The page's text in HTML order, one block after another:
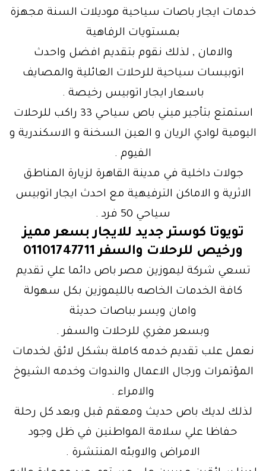
خدمات ايجار باصات سياحية موديلات السنة مجهزة
بمستويات الرفاهية
والامان , لذلك نقوم بتقديم افضل واحدث
اتوبيسات سياحية للرحلات العائلية والمصايف
باسعار ايجار اتوبيس رخيصة .
استمتع بتأجير ميني باص سياحي 33 راكب للرحلات
اليومية لوادي الريان و العين السخنة و الاسكندرية و
الفيوم .
جولات داخلية في مدينة القاهرة لزيارة المناطق
الاثرية و الاماكن الترفيهية مع احدث ايجار اتوبيس
سياحي 50 فرد .
تويوتا كوستر جديد للايجار بسعر مميز
ورخيص للرحلات والسفر 01101747711
تسعي شركة ليموزين مصر باص دائما علي تقديم
كافة الخدمات الخاصه بالليموزين بكل سهولة
وامان ويسر بباصات حديثة
وبسعر مغري للرحلات والسفر .
نعمل علب تقديم خدمه كاملة بشكل لائق لخدمات
المؤتمرات ورجال الاعمال والندوات وخدمه الشيوخ
والامراء .
لذلك لديك باص حديث ومعقم قبل وبعد كل رحلة
حفاظا علي سلامة المواطنين في ظل وجود
الامراض والاوبئه المنتشرة .